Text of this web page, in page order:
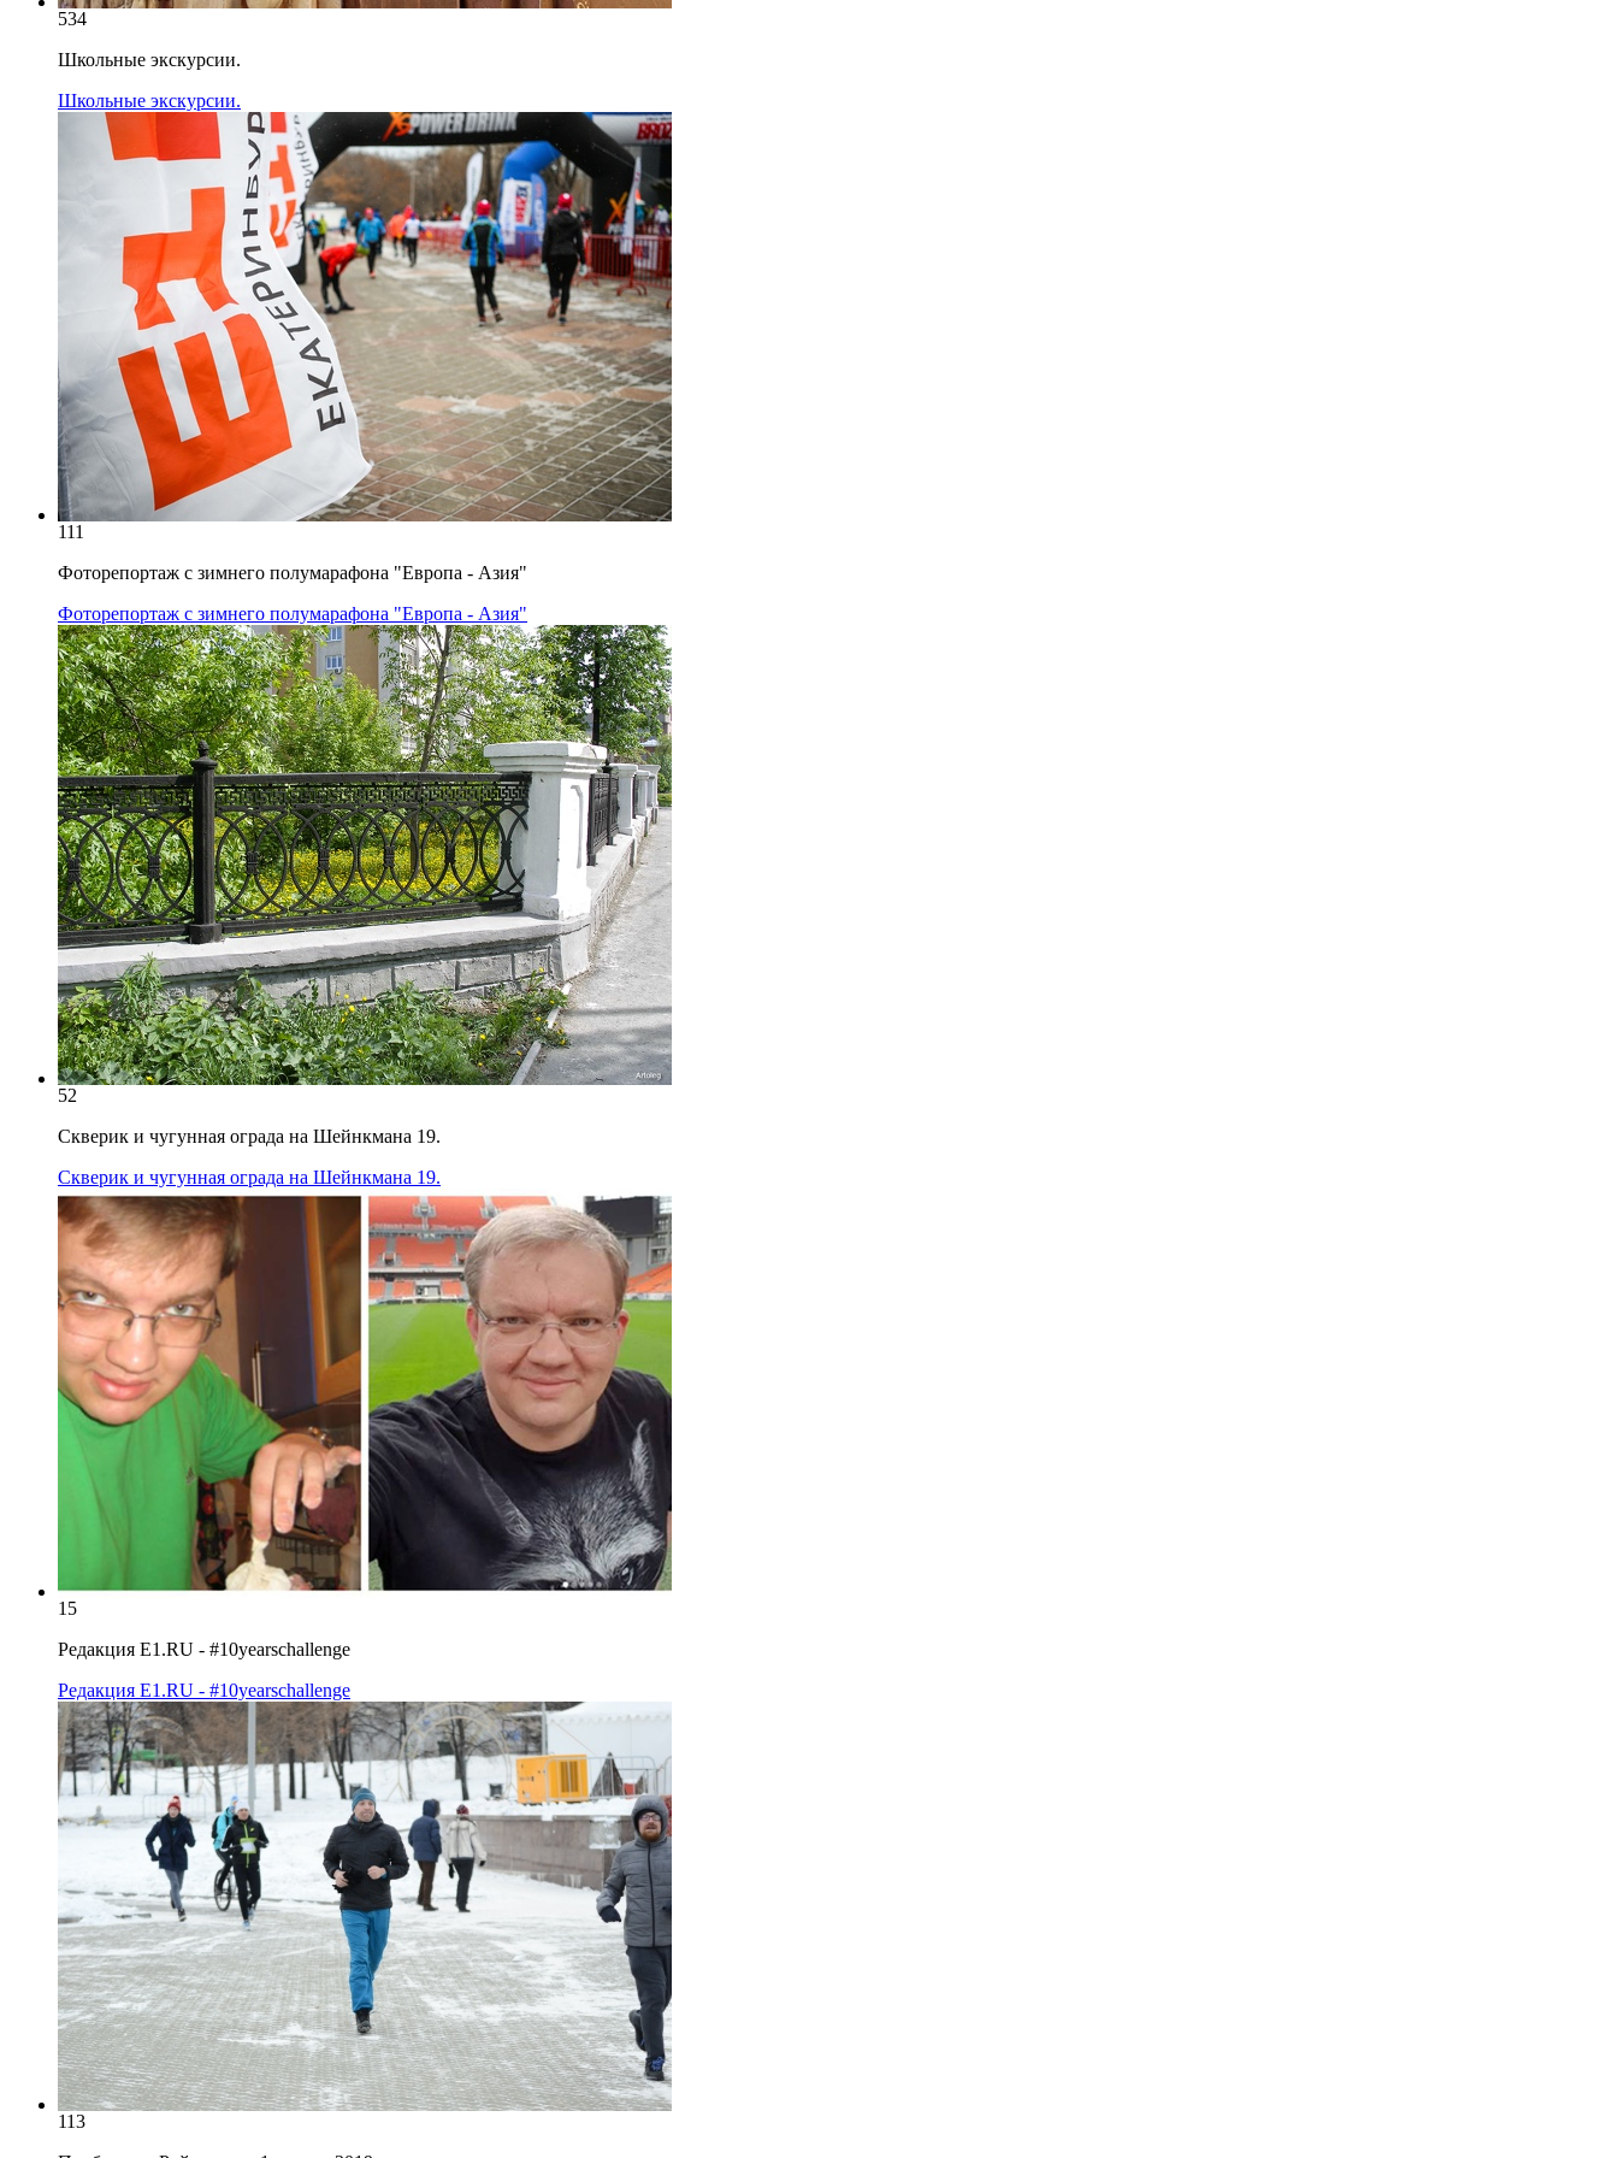
534
Школьные экскурсии.
Школьные экскурсии.
111
Фоторепортаж с зимнего полумарафона "Европа - Азия"
Фоторепортаж с зимнего полумарафона "Европа - Азия"
52
Скверик и чугунная ограда на Шейнкмана 19.
Скверик и чугунная ограда на Шейнкмана 19.
15
Редакция E1.RU - #10yearschallenge
Редакция E1.RU - #10yearschallenge
113